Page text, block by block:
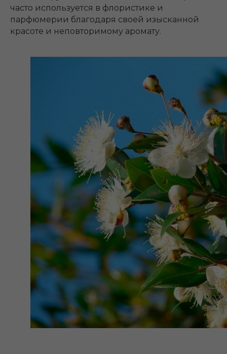
часто используется в флористике и
парфюмерии благодаря своей изысканной
красоте и неповторимому аромату.